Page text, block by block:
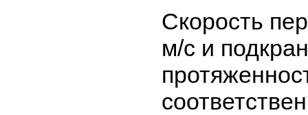
Скорость
м/с и